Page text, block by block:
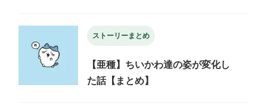
ストーリーまとめ
【亜種】ちいかわ達の姿が変化し
た話【まとめ】